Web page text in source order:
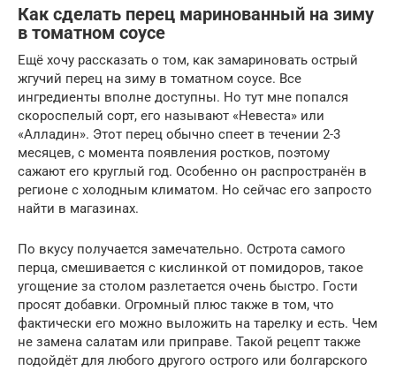
Как сделать перец маринованный на зиму
в томатном соусе
Ещё хочу рассказать о том, как замариновать острый
жгучий перец на зиму в томатном соусе. Все
ингредиенты вполне доступны. Но тут мне попался
скороспелый сорт, его называют «Невеста» или
«Алладин». Этот перец обычно спеет в течении 2-3
месяцев, с момента появления ростков, поэтому
сажают его круглый год. Особенно он распространён в
регионе с холодным климатом. Но сейчас его запросто
найти в магазинах.
По вкусу получается замечательно. Острота самого
перца, смешивается с кислинкой от помидоров, такое
угощение за столом разлетается очень быстро. Гости
просят добавки. Огромный плюс также в том, что
фактически его можно выложить на тарелку и есть. Чем
не замена салатам или приправе. Такой рецепт также
подойдёт для любого другого острого или болгарского